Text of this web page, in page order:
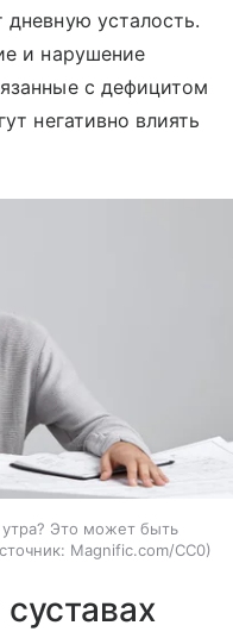
усталость.
и нарушение
с дефицитом
негативно влиять
утра? Это может быть
Magnific.com/CC0